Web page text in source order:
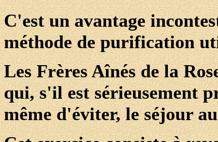
C'est un avantage
méthode de purification
Les Frères Aînés de la
qui, s'il est sérieusement
même d'éviter, le séjour